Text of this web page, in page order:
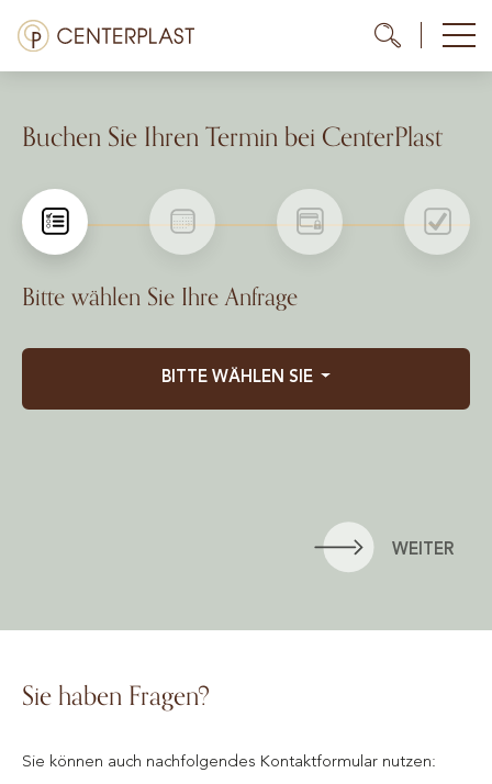
Zum
Inhalt
springen
Menü
Kosten
Mediathek
Kontakt
Buchen Sie Ihren Termin bei CenterPlast
Bitte wählen Sie Ihre Anfrage
BITTE WÄHLEN SIE
WEITER
Sie haben Fragen?
Sie können auch nachfolgendes Kontaktformular nutzen: